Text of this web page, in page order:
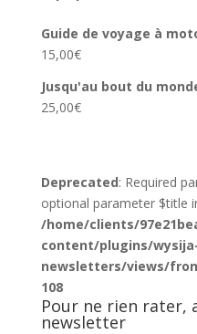
Guide de voyage à
15,00€
Jusqu'au bout du
25,00€
Deprecated: Required
optional parameter $title
/home/clients/
content/plugins/
newsletters/views/
108
Pour ne rien rater,
newsletter